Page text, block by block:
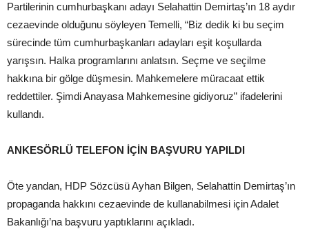
Partilerinin cumhurbaşkanı adayı Selahattin Demirtaş’ın 18 aydır
cezaevinde olduğunu söyleyen Temelli, “Biz dedik ki bu seçim
sürecinde tüm cumhurbaşkanları adayları eşit koşullarda
yarışsın. Halka programlarını anlatsın. Seçme ve seçilme
hakkına bir gölge düşmesin. Mahkemelere müracaat ettik
reddettiler. Şimdi Anayasa Mahkemesine gidiyoruz” ifadelerini
kullandı.
ANKESÖRLÜ TELEFON İÇİN BAŞVURU YAPILDI
Öte yandan, HDP Sözcüsü Ayhan Bilgen, Selahattin Demirtaş’ın
propaganda hakkını cezaevinde de kullanabilmesi için Adalet
Bakanlığı’na başvuru yaptıklarını açıkladı.